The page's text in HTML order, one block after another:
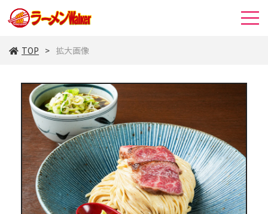
TOP 拡大画像